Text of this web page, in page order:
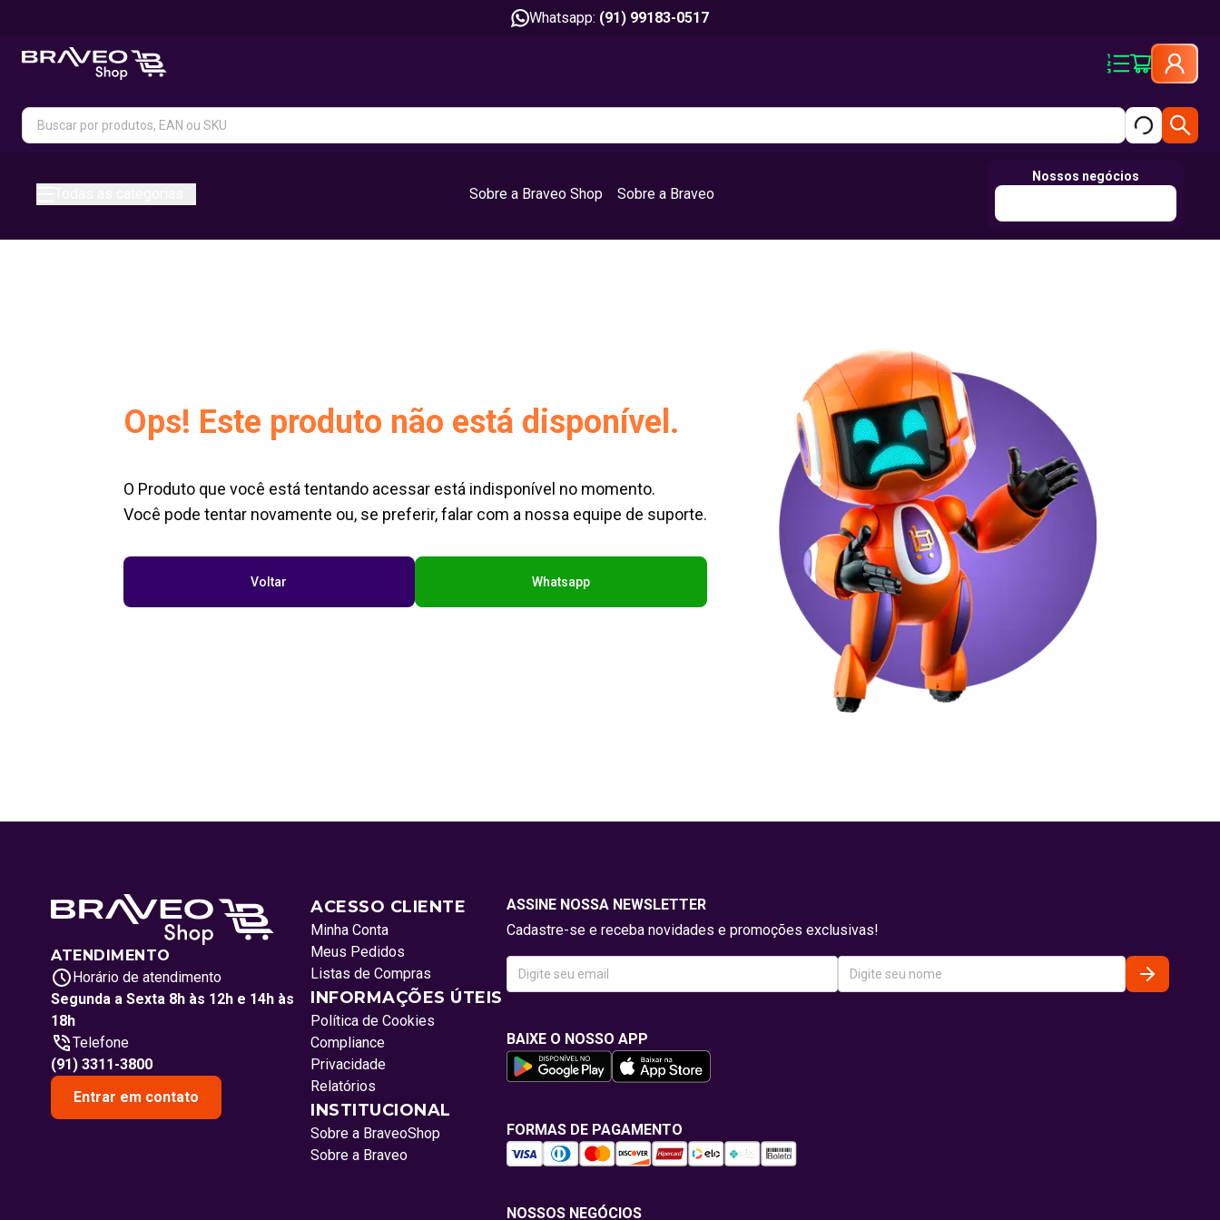
Whatsapp: (91) 99183-0517
Sobre a Braveo Shop Sobre a Braveo
Nossos negócios
Ops! Este produto não está disponível.
O Produto que você está tentando acessar está indisponível no momento.
Você pode tentar novamente ou, se preferir, falar com a nossa equipe de suporte.
Voltar Whatsapp
ATENDIMENTO
Horário de atendimento
Segunda a Sexta 8h às 12h e 14h às
18h
Telefone
(91) 3311-3800
Entrar em contato
ACESSO CLIENTE
Minha Conta
Meus Pedidos
Listas de Compras
INFORMAÇÕES ÚTEIS
Política de Cookies
Compliance
Privacidade
Relatórios
INSTITUCIONAL
Sobre a BraveoShop
Sobre a Braveo
ASSINE NOSSA NEWSLETTER
Cadastre-se e receba novidades e promoções exclusivas!
BAIXE O NOSSO APP
FORMAS DE PAGAMENTO
NOSSOS NEGÓCIOS